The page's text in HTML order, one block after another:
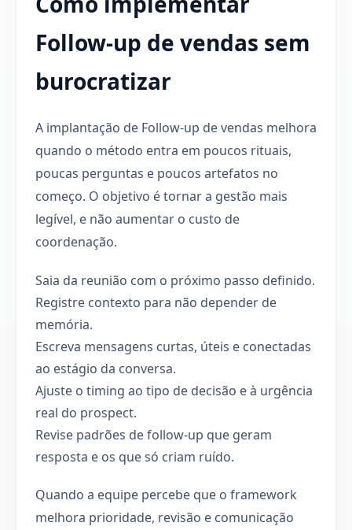
Follow-up de vendas sem
burocratizar
A implantação de Follow-up de vendas melhora
quando o método entra em poucos rituais,
poucas perguntas e poucos artefatos no
começo. O objetivo é tornar a gestão mais
legível, e não aumentar o custo de
coordenação.
Saia da reunião com o próximo passo definido.
Registre contexto para não depender de
memória.
Escreva mensagens curtas, úteis e conectadas
ao estágio da conversa.
Ajuste o timing ao tipo de decisão e à urgência
real do prospect.
Revise padrões de follow-up que geram
resposta e os que só criam ruído.
Quando a equipe percebe que o framework
melhora prioridade, revisão e comunicação